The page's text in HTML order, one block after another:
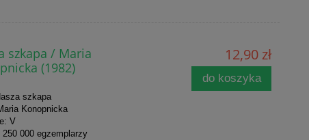
szkapa / Maria
(1982)
szkapa
Konopnicka
V
250 000 egzemplarzy
12,90 zł
do koszyka